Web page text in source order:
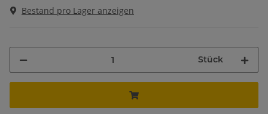
Bestand pro Lager anzeigen
Stück